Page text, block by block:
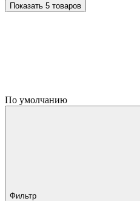
Показать 5 товаров
По умолчанию
Фильтр